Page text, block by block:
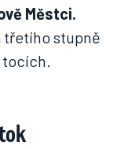
Městci.
třetího stupně
tocích.